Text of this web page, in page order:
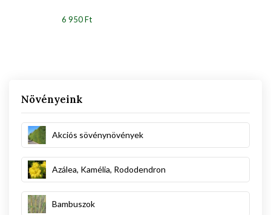
Növényeink
Akciós sövénynövények
Azálea, Kamélia, Rododendron
Bambuszok
6 950 Ft